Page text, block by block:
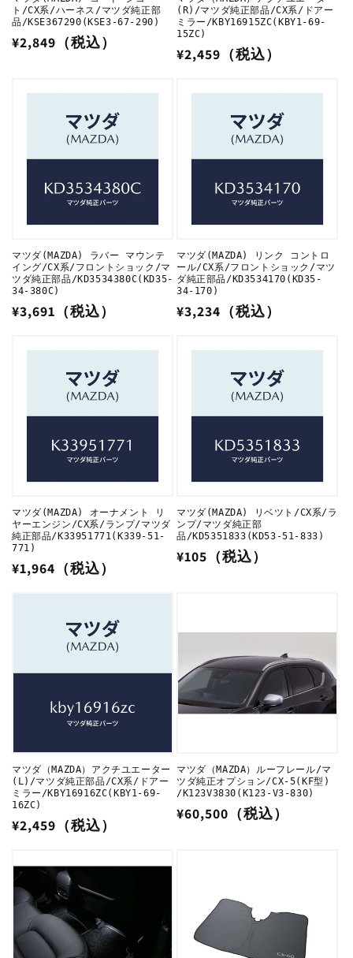
ト/CX系/ハーネス/マツダ純正部
品/KSE367290(KSE3-67-290)
通
¥2,849（税込）
(R)/マツダ純正部品/CX系/ドアー
ミラー/KBY16915ZC(KBY1-69-
15ZC)
通
¥2,459（税込）
マツダ(MAZDA) ラバー マウンテ
イング/CX系/フロントショック/マ
ツダ純正部品/KD3534380C(KD35-
34-380C)
通
¥3,691（税込）
マツダ(MAZDA) リンク コントロ
ール/CX系/フロントショック/マツ
ダ純正部品/KD3534170(KD35-
34-170)
通
¥3,234（税込）
マツダ(MAZDA) オーナメント リ
ヤーエンジン/CX系/ランプ/マツダ
純正部品/K33951771(K339-51-
771)
通
¥1,964（税込）
マツダ(MAZDA) リベツト/CX系/ラ
ンプ/マツダ純正部
品/KD5351833(KD53-51-833)
通
¥105（税込）
マツダ（MAZDA）アクチユエーター
(L)/マツダ純正部品/CX系/ドアー
ミラー/KBY16916ZC(KBY1-69-
16ZC)
通
価
格
¥2,459（税込）
マツダ（MAZDA）ルーフレール/マ
ツダ純正オプション/CX-5(KF型)
/K123V3830(K123-V3-830)
通
¥60,500（税込）